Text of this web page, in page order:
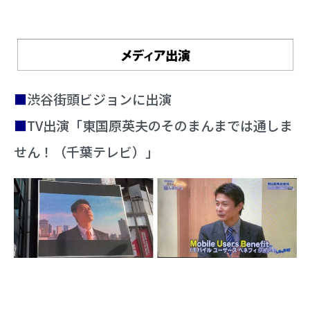
■渋谷街頭ビジョンに出演
■TV出演「東国原英夫のそのまんまでは通しま
せん！（千葉テレビ）」